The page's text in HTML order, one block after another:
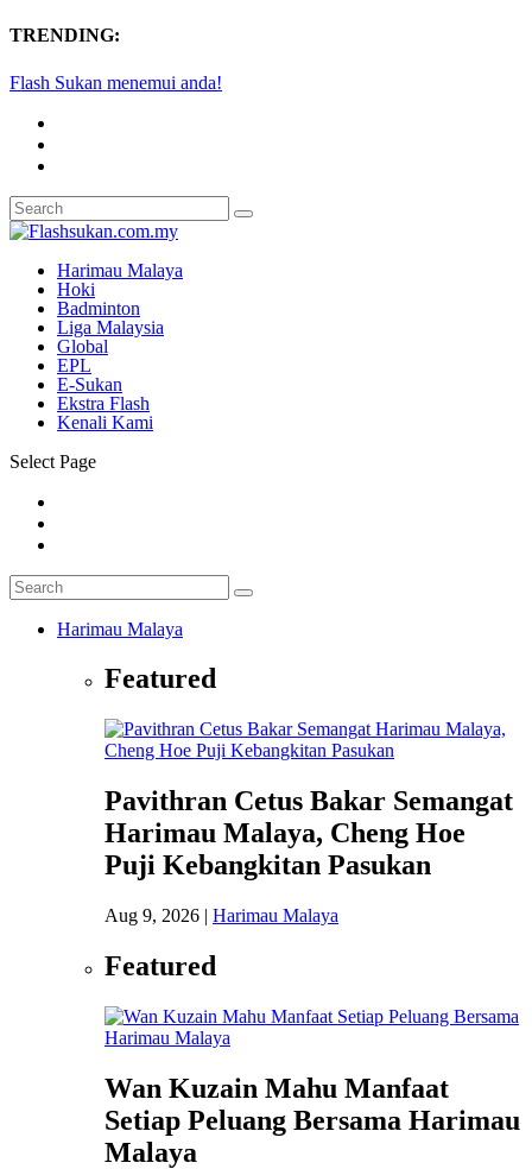
TRENDING:
Terengganu FC ‘guris’ rekod Sri Pahang di K...
Harimau Malaya
Hoki
Badminton
Liga Malaysia
Global
EPL
E-Sukan
Ekstra Flash
Kenali Kami
Select Page
Harimau Malaya
Featured
Pavithran Cetus Bakar Semangat
Harimau Malaya, Cheng Hoe
Puji Kebangkitan Pasukan
Aug 9, 2026 | Harimau Malaya
Featured
Wan Kuzain Mahu Manfaat
Setiap Peluang Bersama Harimau
Malaya